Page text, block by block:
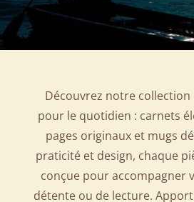
Découvrez notre collection
pour le quotidien : carnets
pages originaux et mugs
praticité et design, chaque
conçue pour accompagner
détente ou de lecture.